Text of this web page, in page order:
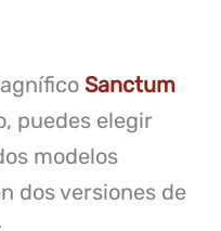
Sanctum
puedes elegir
modelos
dos versiones de